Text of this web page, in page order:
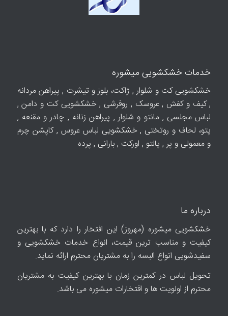
خدمات خشکشویی میشوره
خشکشویی کت و شلوار , ژاکت، بلوز و تیشرت , پیراهن مردانه
, کیف و کفش , عروسک , روفرشی , خشکشویی کت و دامن ,
لباس مجلسی , مانتو و شلوار , پیراهن زنانه , چادر و مقنعه ,
پتو، لحاف و روتختی , خشکشویی لباس عروس , کاپشن چرم
و معمولی و پر , پالتو , اورکت , بارانی , پرده
درباره ما
خشکشویی میشوره (مهروز) این افتخار را دارد که با بهترین
کیفیت و مناسب ترین قیمت، انواع خدمات خشکشویی و
سفیدشویی انواع البسه را به مشتریان محترم ارائه نماید.
تحویل لباس در کمترین زمان با بهترین کیفیت به مشتریان
محترم از اولویت ها و افتخارات میشوره می باشد.